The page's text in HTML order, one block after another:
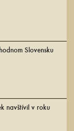
Slovensku
navštívil v roku